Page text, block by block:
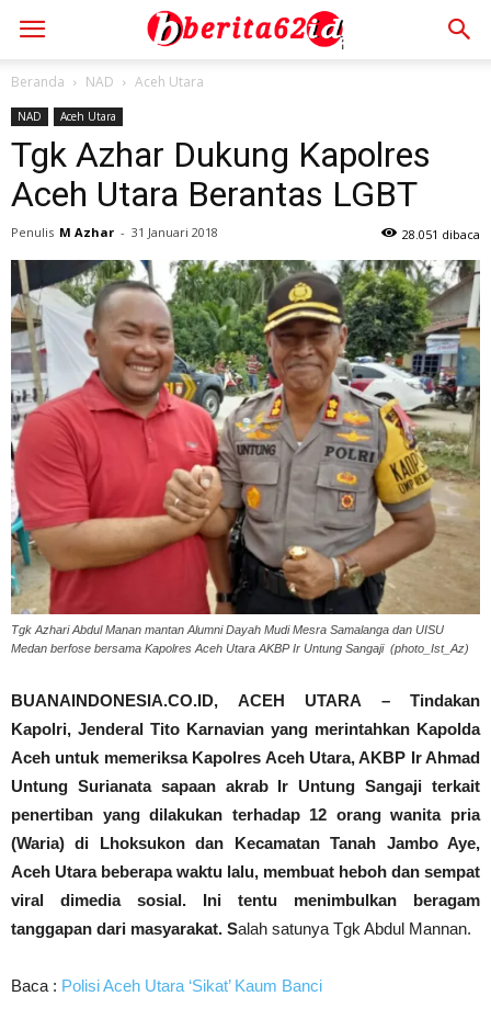
Beranda NAD Aceh Utara
NAD Aceh Utara
Tgk Azhar Dukung Kapolres
Aceh Utara Berantas LGBT
Penulis M Azhar - 31 Januari 2018 28.051 dibaca
Tgk Azhari Abdul Manan mantan Alumni Dayah Mudi Mesra Samalanga dan UISU
Medan berfose bersama Kapolres Aceh Utara AKBP Ir Untung Sangaji (photo_Ist_Az)
BUANAINDONESIA.CO.ID, ACEH UTARA – Tindakan
Kapolri, Jenderal Tito Karnavian yang merintahkan Kapolda
Aceh untuk memeriksa Kapolres Aceh Utara, AKBP Ir Ahmad
Untung Surianata sapaan akrab Ir Untung Sangaji terkait
penertiban yang dilakukan terhadap 12 orang wanita pria
(Waria) di Lhoksukon dan Kecamatan Tanah Jambo Aye,
Aceh Utara beberapa waktu lalu, membuat heboh dan sempat
viral dimedia sosial. Ini tentu menimbulkan beragam
tanggapan dari masyarakat. Salah satunya Tgk Abdul Mannan.
Baca : Polisi Aceh Utara ‘Sikat’ Kaum Banci